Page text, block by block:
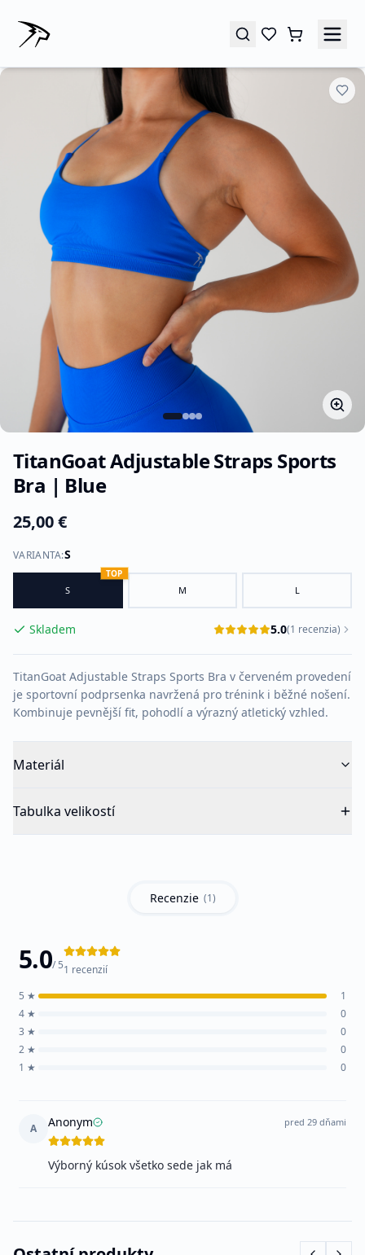
TitanGoat Adjustable Straps Sports
Bra | Blue
25,00 €
VARIANTA:S
S
TOP
M L
Skladem 5.0(1 recenzia)
TitanGoat Adjustable Straps Sports Bra v červeném provedení
je sportovní podprsenka navržená pro trénink i běžné nošení.
Kombinuje pevnější fit, pohodlí a výrazný atletický vzhled.
Materiál
Tabulka velikostí
Recenzie (1)
5.0/ 51 recenzií
5 ★
1
4 ★
0
3 ★
0
2 ★
0
1 ★ 0
A Anonym pred 29 dňami
Výborný kúsok všetko sede jak má